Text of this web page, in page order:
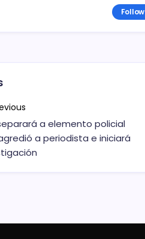
a elemento policial
a periodista e iniciará